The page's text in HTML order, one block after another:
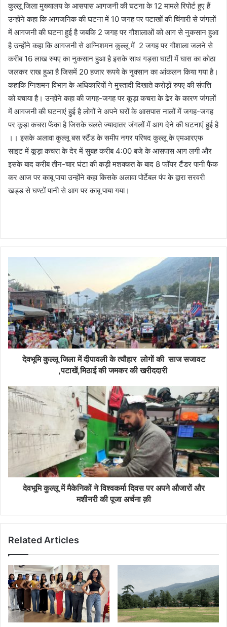
कुल्लू जिला मुख्यालय के आसपास आगजनी की घटना के 12 मामले रिपोर्ट हुए हैं
उन्होंने कहा कि आगजनिक की घटना में 10 जगह पर पटाखों की चिंगारी से जंगलों
में आगजनी की घटना हुई है जबकि 2 जगह पर गौशालाओं को आग से नुकसान हुआ
है उन्होंने कहा कि आगजनी से अग्निशमन कुल्लू में 2 जगह पर गौशाला जलने से
करीब 16 लाख रुपए का नुकसान हुआ है इसके साथ गड़सा घाटी में घास का कोठा
जलकर राख हुआ है जिसमें 20 हजार रूपये के नुक्सान का आंकलन किया गया है।
कहाकि ग्निशमन विभाग के अधिकारियों ने मुस्तादी दिखाते करोड़ों रुपए की संपत्ति
को बचाया है। उन्होंने कहा की जगह-जगह पर कूड़ा कचरा के ढेर के कारण जंगलों
में आगजनी की घटनाएं हुई है लोगों ने अपने घरों के आसपास नालों में जगह-जगह
पर कूड़ा कचरा फेंका है जिसके चलते ज्यादातर जंगलों में आग देने की घटनाएं हुई है
।। इसके अलावा कुल्लू बस स्टैंड के समीप नगर परिषद कुल्लू के एमआरएफ
साइट में कूड़ा कचरा के देर में सुबह करीब 4:00 बजे के आसपास आग लगी और
इसके बाद करीब तीन-चार घंटा की कड़ी मशक्कत के बाद 8 फॉयर टैंडर पानी फैंक
कर आज पर काबू पाया उन्होंने कहा किसके अलावा पोर्टेबल पंप के द्वारा सरवरी
खड्ड से घण्टों पानी से आग पर काबू पाया गया।
देवभूमि कुल्लू जिला में दीपावली के त्यौहार लोगों की साज सजावट
,पटाखें,मिठाई की जमकर की खरीददारी
देवभूमि कुल्लू में मैकेनिकों ने विश्वकर्मा दिवस पर अपने औजारों और
मशीनरी की पूजा अर्चना क़ी
Related Articles